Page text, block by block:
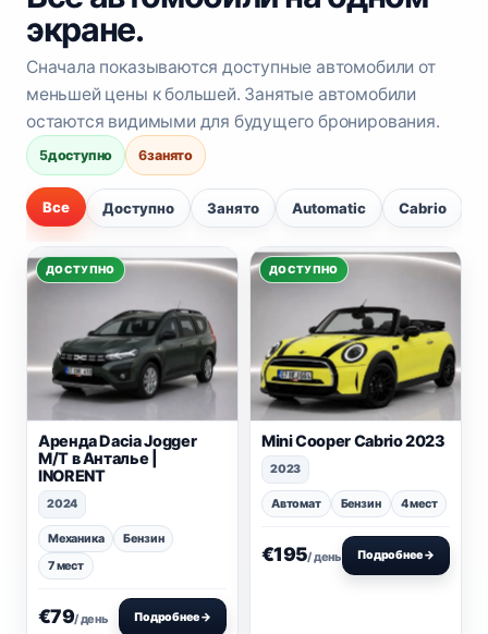
экране.
Сначала показываются доступные автомобили от
меньшей цены к большей. Занятые автомобили
остаются видимыми для будущего бронирования.
5доступно 6занято
Все Доступно Занято Automatic Cabrio
ДОСТУПНО
Аренда Dacia Jogger
M/T в Анталье |
INORENT
2024
Механика
Бензин
7 мест
€79/ день Подробнее →
ДОСТУПНО
Mini Cooper Cabrio 2023
2023
Автомат Бензин 4 мест
€195/ день Подробнее →